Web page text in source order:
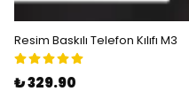
Resim Baskılı Telefon Kılıfı M3
₺ 329.90